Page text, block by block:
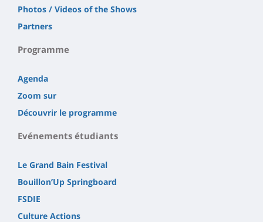
Photos / Videos of the Shows
Partners
Programme
Agenda
Zoom sur
Découvrir le programme
Evénements étudiants
Le Grand Bain Festival
Bouillon’Up Springboard
FSDIE
Culture Actions